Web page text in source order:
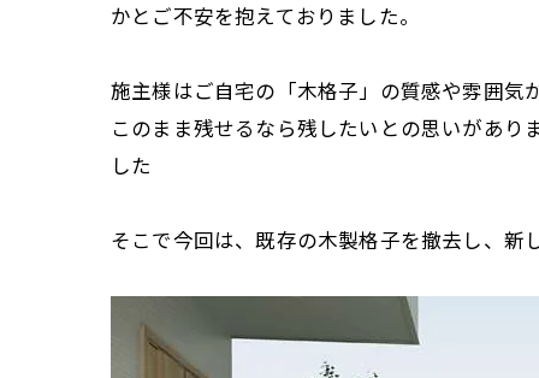
かとご不安を抱えておりました。
施主様はご自宅の「木格子」の質感や雰囲気
このまま残せるなら残したいとの思いがあ
した
そこで今回は、既存の木製格子を撤去し、